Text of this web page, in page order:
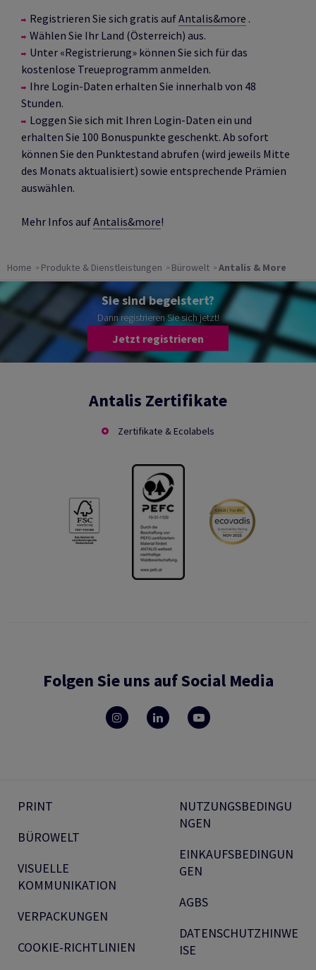
Registrieren Sie sich gratis aufAntalis&more .
Wählen Sie Ihr Land (Österreich) aus.
Unter «Registrierung» können Sie sich für das
kostenlose Treueprogramm anmelden.
Ihre Login-Daten erhalten Sie innerhalb von 48
Stunden.
Loggen Sie sich mit Ihren Login-Daten ein und
erhalten Sie 100 Bonuspunkte geschenkt. Ab sofort
können Sie den Punktestand abrufen (wird jeweils Mitte
des Monats aktualisiert) sowie entsprechende Prämien
auswählen.
Mehr Infos aufAntalis&more!
Home Produkte & Dienstleistungen Bürowelt Antalis & More
Sie sind begeistert?
Dann registrieren Sie sich jetzt!
Jetzt registrieren
Antalis Zertifikate
Zertifikate & Ecolabels
Folgen Sie uns auf Social Media
PRINT
BÜROWELT
VISUELLE
KOMMUNIKATION
VERPACKUNGEN
COOKIE-RICHTLINIEN
NUTZUNGSBEDINGU
NGEN
EINKAUFSBEDINGUN
GEN
AGBS
DATENSCHUTZHINWE
ISE